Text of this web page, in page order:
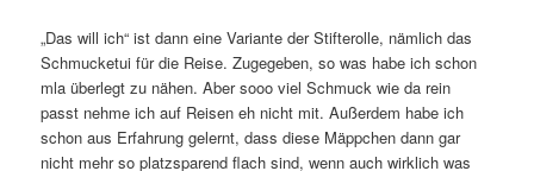
„Das will ich“ ist dann eine Variante der Stifterolle, nämlich das
Schmucketui für die Reise. Zugegeben, so was habe ich schon
mla überlegt zu nähen. Aber sooo viel Schmuck wie da rein
passt nehme ich auf Reisen eh nicht mit. Außerdem habe ich
schon aus Erfahrung gelernt, dass diese Mäppchen dann gar
nicht mehr so platzsparend flach sind, wenn auch wirklich was